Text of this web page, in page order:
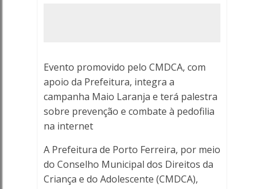
acontece
nesta
quinta-
feira
-
Evento promovido pelo CMDCA, com
apoio da Prefeitura, integra a
campanha Maio Laranja e terá palestra
sobre prevenção e combate à pedofilia
na internet
A Prefeitura de Porto Ferreira, por meio
do Conselho Municipal dos Direitos da
Criança e do Adolescente (CMDCA),